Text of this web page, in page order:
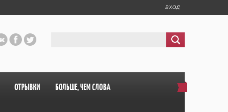
ВХОД
ОТРЫВКИ БОЛЬШЕ, ЧЕМ СЛОВА